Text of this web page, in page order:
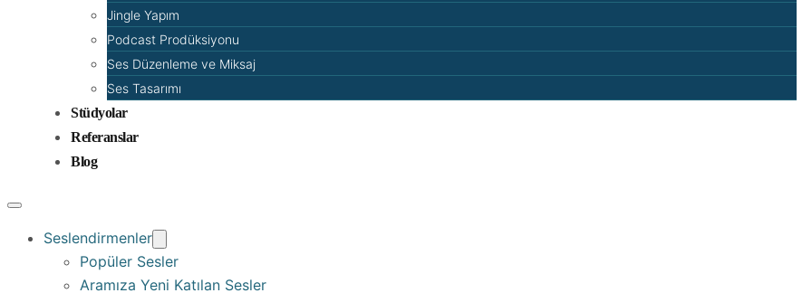
Jingle Yapım
Podcast Prodüksiyonu
Ses Düzenleme ve Miksaj
Ses Tasarımı
Stüdyolar
Referanslar
Blog
Seslendirmenler
Popüler Sesler
Aramıza Yeni Katılan Sesler